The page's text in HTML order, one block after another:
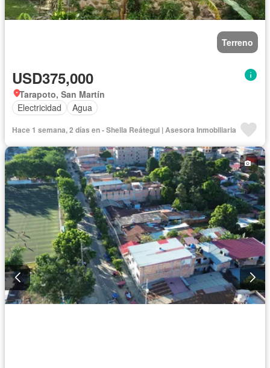
Terreno
USD375,000
Tarapoto, San Martín
Electricidad
Agua
Hace 1 semana, 2 días en - Shella Reátegui | Asesora Inmobiliaria